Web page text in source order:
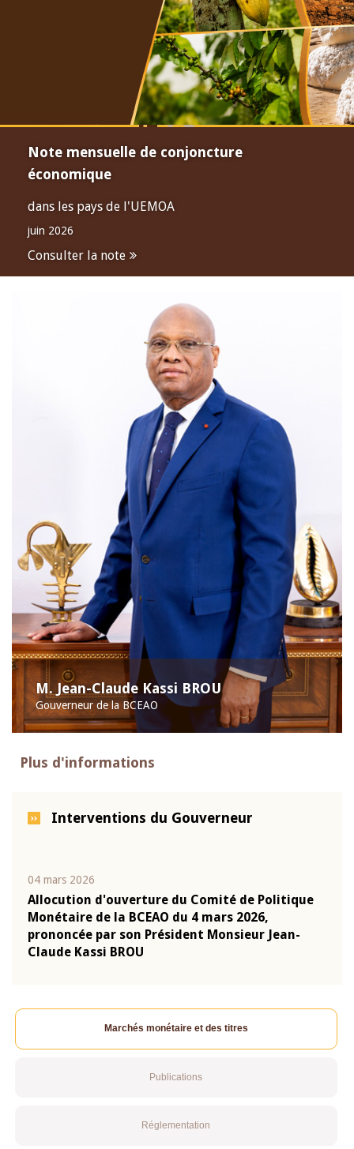
Note mensuelle de conjoncture
économique
dans les pays de l'UEMOA
juin 2026
Consulter la note
M. Jean-Claude Kassi BROU
Gouverneur de la BCEAO
Plus d'informations
Interventions du Gouverneur
04 mars 2026
Allocution d'ouverture du Comité de Politique
Monétaire de la BCEAO du 4 mars 2026,
prononcée par son Président Monsieur Jean-
Claude Kassi BROU
Marchés monétaire et des titres
Publications
Réglementation